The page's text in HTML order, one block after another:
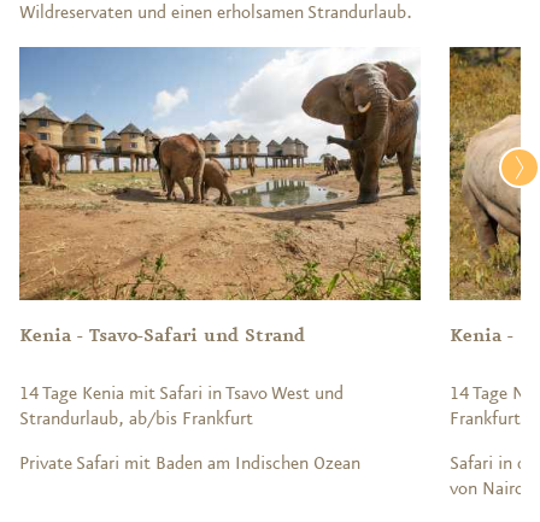
Wildreservaten und einen erholsamen Strandurlaub.
Kenia - Tsavo-Safari und Strand
14 Tage Kenia mit Safari in Tsavo West und
Strandurlaub, ab/bis Frankfurt
Private Safari mit Baden am Indischen Ozean
Kenia -
14 Tage
Frankfurt
Safari in
von